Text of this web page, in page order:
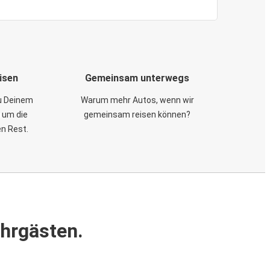
Deinem
die
Rest.
Gemeinsam unterwegs
Warum mehr Autos, wenn wir
gemeinsam reisen können?